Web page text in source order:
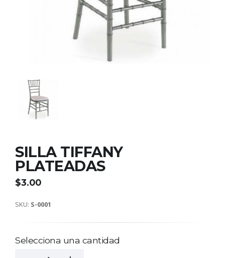
SILLA TIFFANY
PLATEADAS
$3.00
SKU: S-0001
Selecciona una cantidad